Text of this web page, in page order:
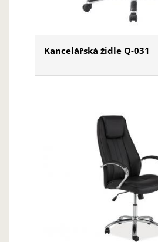
Kancelářská židle Q-031